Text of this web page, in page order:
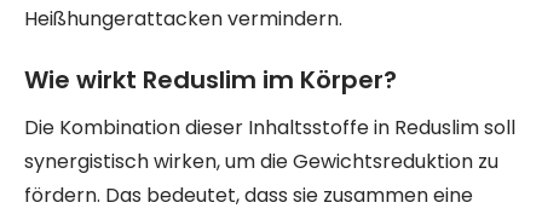
Heißhungerattacken vermindern.
Wie wirkt Reduslim im Körper?
Die Kombination dieser Inhaltsstoffe in Reduslim soll
synergistisch wirken, um die Gewichtsreduktion zu
fördern. Das bedeutet, dass sie zusammen eine